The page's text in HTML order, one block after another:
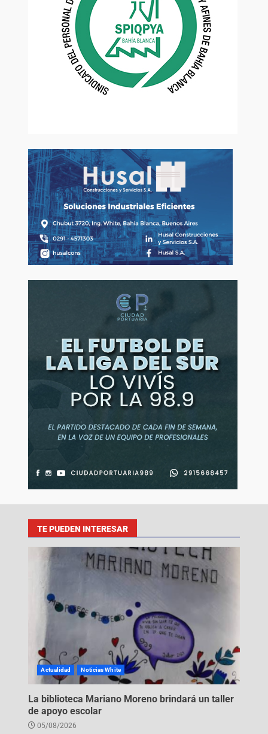
TE PUEDEN INTERESAR
Actualidad Noticias White
La biblioteca Mariano Moreno brindará un taller
de apoyo escolar
05/08/2026